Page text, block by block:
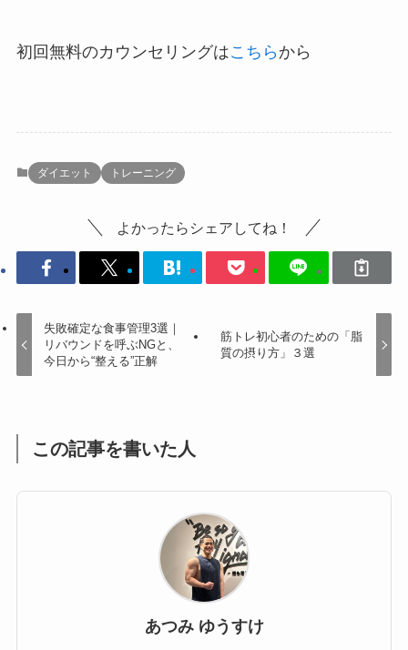
初回無料のカウンセリングはこちら から
ダイエット トレーニング
よかったらシェアしてね！
失敗確定な食事管理3選｜
リバウンドを呼ぶNGと、
今日から“整える”正解
筋トレ初心者のための「脂
質の摂り方」３選
この記事を書いた人
あつみ ゆうすけ